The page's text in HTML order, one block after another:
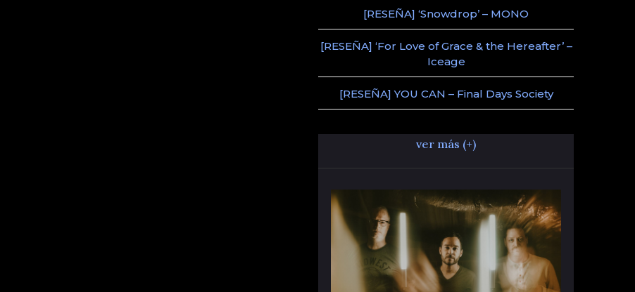
[RESEÑA] ‘Snowdrop’ – MONO
[RESEÑA] ‘For Love of Grace & the Hereafter’ –
Iceage
[RESEÑA] YOU CAN – Final Days Society
ver más (+)